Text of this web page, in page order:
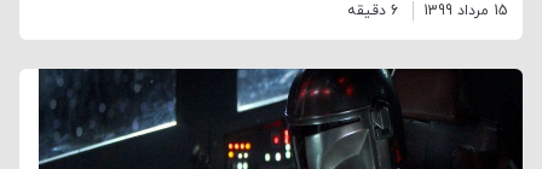
15 مرداد 1399 6 دقیقه